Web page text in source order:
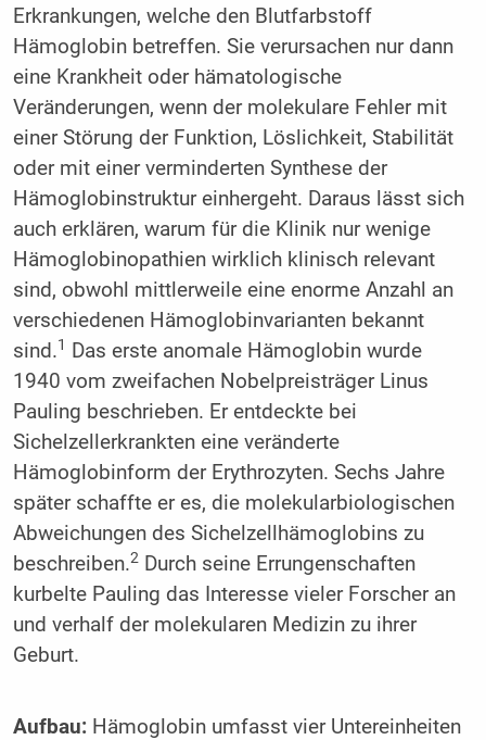
Erkrankungen, welche den Blutfarbstoff
Hämoglobin betreffen. Sie verursachen nur dann
eine Krankheit oder hämatologische
Veränderungen, wenn der molekulare Fehler mit
einer Störung der Funktion, Löslichkeit, Stabilität
oder mit einer verminderten Synthese der
Hämoglobinstruktur einhergeht. Daraus lässt sich
auch erklären, warum für die Klinik nur wenige
Hämoglobinopathien wirklich klinisch relevant
sind, obwohl mittlerweile eine enorme Anzahl an
verschiedenen Hämoglobinvarianten bekannt
sind.1
Das erste anomale Hämoglobin wurde
1940 vom zweifachen Nobelpreisträger Linus
Pauling beschrieben. Er entdeckte bei
Sichelzellerkrankten eine veränderte
Hämoglobinform der Erythrozyten. Sechs Jahre
später schaffte er es, die molekularbiologischen
Abweichungen des Sichelzellhämoglobins zu
beschreiben.2Durch seine Errungenschaften
kurbelte Pauling das Interesse vieler Forscher an
und verhalf der molekularen Medizin zu ihrer
Geburt.
Aufbau:Hämoglobin umfasst vier Untereinheiten